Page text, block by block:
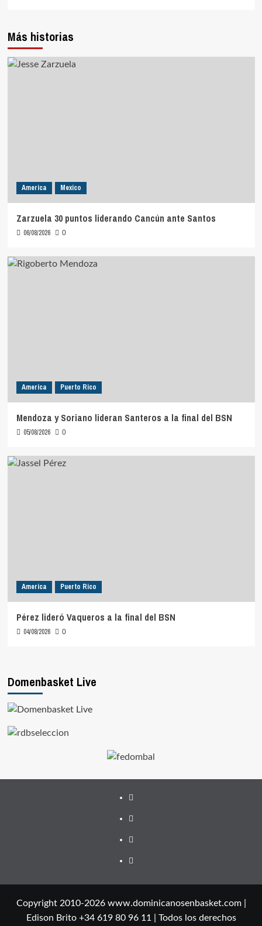
Más historias
America Mexico
Zarzuela 30 puntos liderando Cancún ante Santos
06/08/2026 0
America Puerto Rico
Mendoza y Soriano lideran Santeros a la final del BSN
05/08/2026 0
America Puerto Rico
Pérez lideró Vaqueros a la final del BSN
04/08/2026 0
Domenbasket Live
Facebook
Twitter
Instagram
Youtube
Copyright 2010-2026 www.dominicanosenbasket.com |
Edison Brito +34 619 80 96 11 | Todos los derechos